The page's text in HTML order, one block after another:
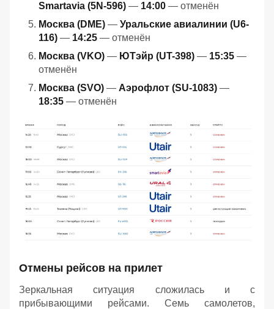
Smartavia (5N-596) — 14:00 — отменён
Москва (DME) — Уральские авиалинии (U6-
116) — 14:25 — отменён
Москва (VKO) — ЮТэйр (UT-398) — 15:35 —
отменён
Москва (SVO) — Аэрофлот (SU-1083) —
18:35 — отменён
Отмены рейсов на прилет
Зеркальная ситуация сложилась и с
прибывающими рейсами. Семь самолетов,